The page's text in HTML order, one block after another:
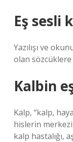
Eş sesli
Yazılışı ve
olan
Kalbin
Kalp, “kalp,
hislerin
kalp hastalığı,